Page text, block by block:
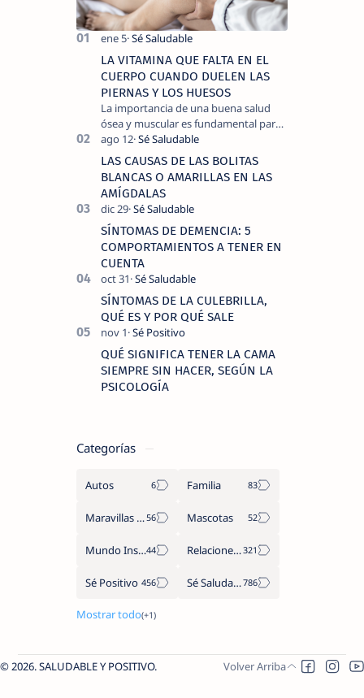
LA VITAMINA QUE FALTA EN EL
CUERPO CUANDO DUELEN LAS
PIERNAS Y LOS HUESOS
La importancia de una buena salud
ósea y muscular es fundamental para
llevar una vida activa y sin dolor,
cuando experimentamos dolor en las
piernas …
LAS CAUSAS DE LAS BOLITAS
BLANCAS O AMARILLAS EN LAS
AMÍGDALAS
SÍNTOMAS DE DEMENCIA: 5
COMPORTAMIENTOS A TENER EN
CUENTA
SÍNTOMAS DE LA CULEBRILLA,
QUÉ ES Y POR QUÉ SALE
QUÉ SIGNIFICA TENER LA CAMA
SIEMPRE SIN HACER, SEGÚN LA
PSICOLOGÍA
Categorías
Autos Familia
Maravillas del Mundo Mascotas
Mundo Insólito Relaciones de Parejas
Sé Positivo Sé Saludable
2026.SALUDABLE Y POSITIVO.